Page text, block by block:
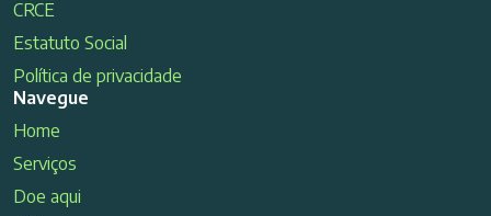
CRCE
Estatuto Social
Política de privacidade
Navegue
Home
Serviços
Doe aqui